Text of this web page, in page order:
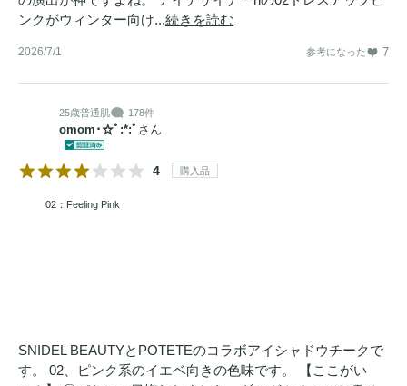
ンクがウィンター向け...続きを読む
2026/7/1 参考になった 7
25歳普通肌 178件
omom･☆ﾟ:*:ﾟ さん
4 購入品
02：Feeling Pink
SNIDEL BEAUTYとPOTETEのコラボアイシャドウチークで
す。 02、ピンク系のイエベ向きの色味です。 【ここがい